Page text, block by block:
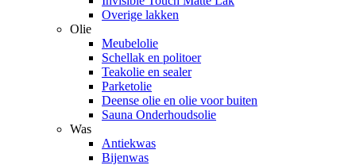
Overige lakken
Olie
Meubelolie
Schellak en politoer
Teakolie en sealer
Parketolie
Deense olie en olie voor buiten
Sauna Onderhoudsolie
Was
Antiekwas
Bijenwas